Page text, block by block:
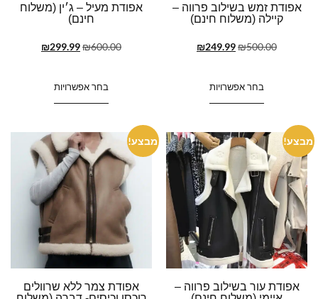
אפודת זמש בשילוב פרווה –
קיילה (משלוח חינם)
₪500.00
₪249.99
בחר אפשרויות
אפודת מעיל – ג׳ין (משלוח
חינם)
₪600.00
₪299.99
בחר אפשרויות
מבצע!
אפודת עור בשילוב פרווה –
מבצע!
אפודת צמר ללא שרוולים